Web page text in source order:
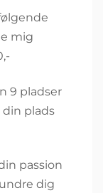
mig
9 pladser
plads
passion
dig